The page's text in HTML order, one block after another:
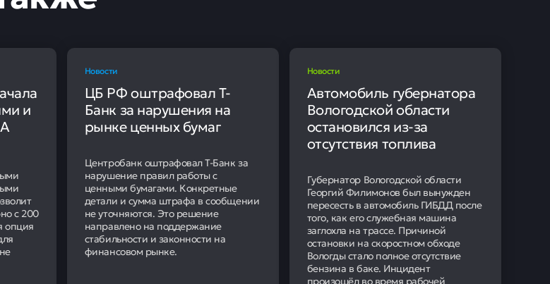
валют
на 25 марта 2024 года курс доллара равен 92,7761 рубля, курс евро
95 Кредит "под ключ" с гарантией
Получить кредит